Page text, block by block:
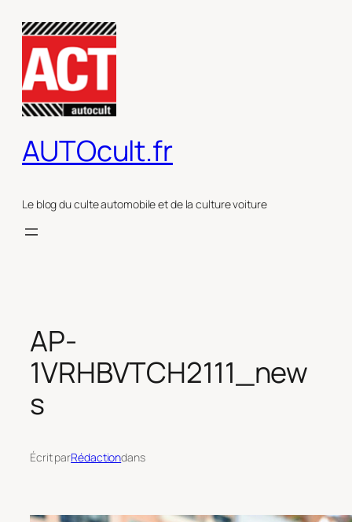
contenu
AUTOcult.fr
Le blog du culte automobile et de la culture voiture
AP-
1VRHBVTCH2111_new
s
Écrit parRédactiondans